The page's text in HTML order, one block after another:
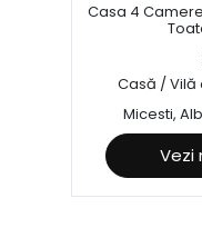
Casa 4
Casă /
Micesti,
Vezi